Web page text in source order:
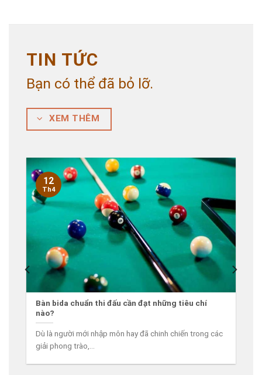
TIN TỨC
Bạn có thể đã bỏ lỡ.
XEM THÊM
Bàn bida chuẩn thi đấu cần đạt những tiêu chí
nào?
Dù là người mới nhập môn hay đã chinh chiến trong các
giải phong trào,...
12
Th4